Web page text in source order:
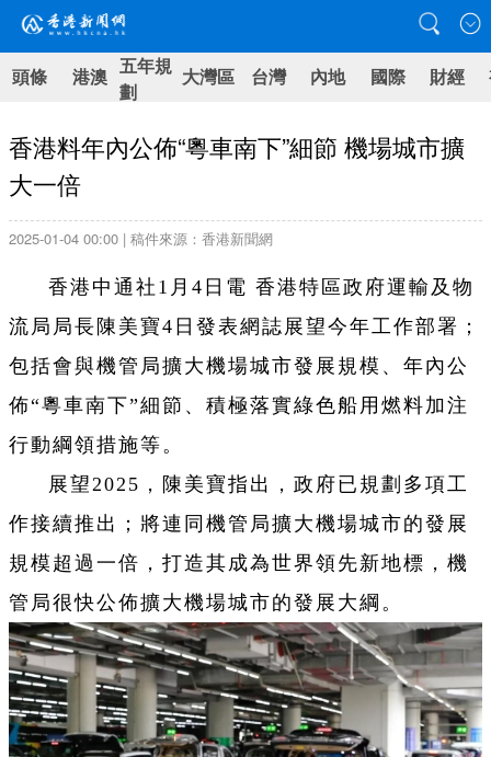
頭條 港澳 五年規
劃
大灣區 台灣 內地 國際 財經
香港料年內公佈“粵車南下”細節 機場城市擴
大一倍
2025-01-04 00:00 | 稿件來源：香港新聞網
香港中通社1月4日電 香港特區政府運輸及物
流局局長陳美寶4日發表網誌展望今年工作部署；
包括會與機管局擴大機場城市發展規模、年內公
佈“粵車南下”細節、積極落實綠色船用燃料加注
行動綱領措施等。
展望2025，陳美寶指出，政府已規劃多項工
作接續推出；將連同機管局擴大機場城市的發展
規模超過一倍，打造其成為世界領先新地標，機
管局很快公佈擴大機場城市的發展大綱。